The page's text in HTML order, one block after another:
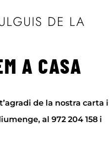
DE LA
A CASA
de la nostra carta i
al 972 204 158 i